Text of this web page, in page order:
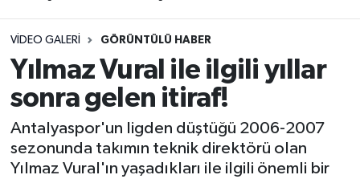
VIDEO GALERI GÖRÜNTÜLÜ HABER
Yılmaz Vural ile ilgili yıllar
sonra gelen itiraf!
Antalyaspor'un ligden düştüğü 2006-2007
sezonunda takımın teknik direktörü olan
Yılmaz Vural'ın yaşadıkları ile ilgili önemli bir
Bilim & Teknoloji
Bölge
EĞİTİM
Ekonomi
Antalya Namaz Vakitleri
Antalya Trafik Yoğunluk Haritası
Süper Lig Puan Durumu ve Fikstür
Tüm Manşetler